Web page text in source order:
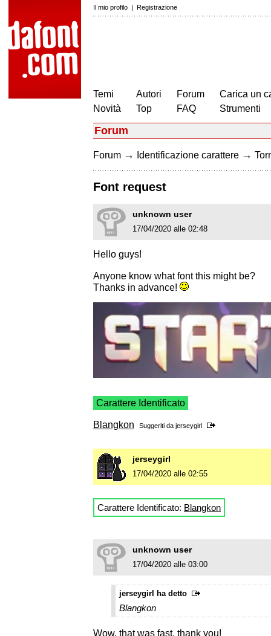
Il mio profilo | Registrazione
Temi
Novità
Autori
Top
Forum
FAQ
Carica un
Strumenti
Forum
Forum → Identificazione carattere →
Font request
unknown user
17/04/2020 alle 02:48
Hello guys!
Anyone know what font this might be?
Thanks in advance!
Carattere Identificato
Blangkon Suggeriti da jerseygirl
jerseygirl
17/04/2020 alle 02:55
Carattere Identificato: Blangkon
unknown user
17/04/2020 alle 03:00
jerseygirl ha detto
Blangkon
Wow, that was fast, thank you!